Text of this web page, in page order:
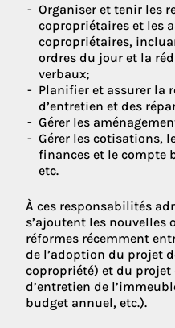
Organiser et tenir les
copropriétaires et les
copropriétaires,
ordres du jour et la
verbaux;
Planifier et assurer la
d’entretien et des
Gérer les
Gérer les cotisations,
finances et le compte
etc.
À ces responsabilités
s’ajoutent les
réformes récemment
de l’adoption du projet
copropriété) et du projet
d’entretien de
budget annuel, etc.).